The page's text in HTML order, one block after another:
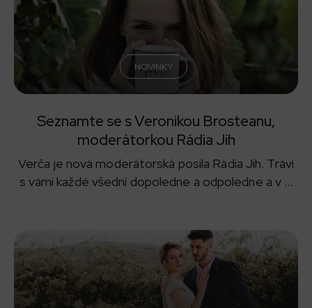
NOVINKY
Seznamte se s Veronikou Brosteanu,
moderátorkou Rádia Jih
Verča je nová moderátorská posila Rádia Jih. Tráví
s vámi každé všední dopoledne a odpoledne a v ...